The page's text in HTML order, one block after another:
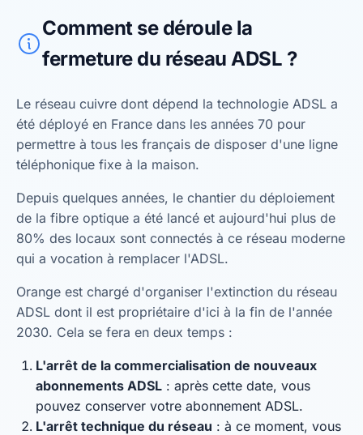
Comment se déroule la
fermeture du réseau ADSL ?
Le réseau cuivre dont dépend la technologie ADSL a
été déployé en France dans les années 70 pour
permettre à tous les français de disposer d'une ligne
téléphonique fixe à la maison.
Depuis quelques années, le chantier du déploiement
de la fibre optique a été lancé et aujourd'hui plus de
80% des locaux sont connectés à ce réseau moderne
qui a vocation à remplacer l'ADSL.
Orange est chargé d'organiser l'extinction du réseau
ADSL dont il est propriétaire d'ici à la fin de l'année
2030. Cela se fera en deux temps :
L'arrêt de la commercialisation de nouveaux
abonnements ADSL : après cette date, vous
pouvez conserver votre abonnement ADSL.
L'arrêt technique du réseau : à ce moment, vous